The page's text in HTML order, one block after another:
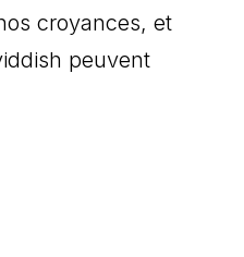
croyances, et
peuvent